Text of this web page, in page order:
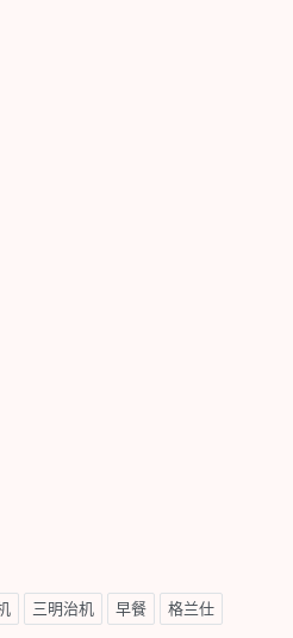
三明治机 早餐 格兰仕